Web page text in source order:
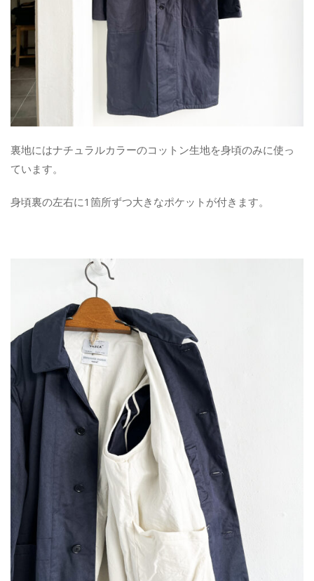
裏地にはナチュラルカラーのコットン生地を身頃のみに使っ
ています。
身頃裏の左右に1箇所ずつ大きなポケットが付きます。